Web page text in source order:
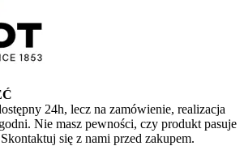
24h, lecz na zamówienie, realizacja
Nie masz pewności, czy produkt pasuje
się z nami przed zakupem.